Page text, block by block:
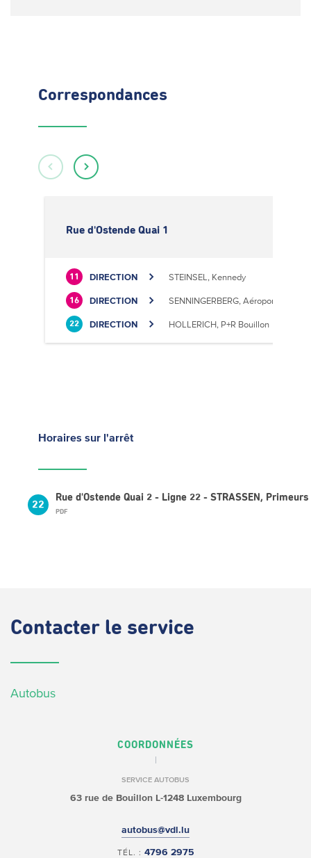
Correspondances
Rue d'Ostende Quai 1
11 DIRECTION STEINSEL, Kennedy
16 DIRECTION SENNINGERBERG, Aéroport
22 DIRECTION HOLLERICH, P+R Bouillon
Horaires sur l'arrêt
22
Rue d'Ostende Quai 2 - Ligne 22 - STRASSEN, Primeurs
PDF
Contacter le service
Autobus
COORDONNÉES
SERVICE AUTOBUS
63 rue de BouillonL-1248 Luxembourg
autobus@vdl.lu
TÉL. : 4796 2975